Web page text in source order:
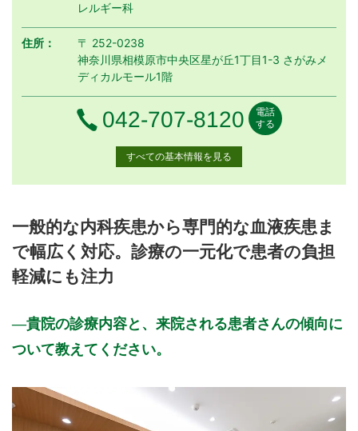
レルギー科
住所：
〒 252-0238
神奈川県相模原市中央区星が丘1丁目1-3 さがみメ
ディカルモール1階
電話番号
042-707-8120
電話
する
すべての基本情報を見る
8:30～12:30
● ● ● ●
●
14:00～17:30
● ● ● ● ▲
・当院ホームページから予約可能
※診療時間や臨時休診・診療内容等について、事前に必ず医療
>>病院なびで医療機関の詳細を見る
一般的な内科疾患から専門的な血液疾患ま
で幅広く対応。診療の一元化で患者の負担
軽減にも注力
貴院の診療内容と、来院される患者さんの傾向に
ついて教えてください。